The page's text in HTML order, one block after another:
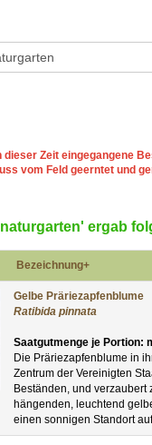
dieser Zeit eingegangene
vom Feld geerntet und
ergab
Bezeichnung+
Gelbe Präriezapfenblume
Ratibida pinnata
Saatgutmenge je Portion:
Die Präriezapfenblume in
Zentrum der Vereinigten
Beständen, und
hängenden, leuchtend
einen sonnigen Standort